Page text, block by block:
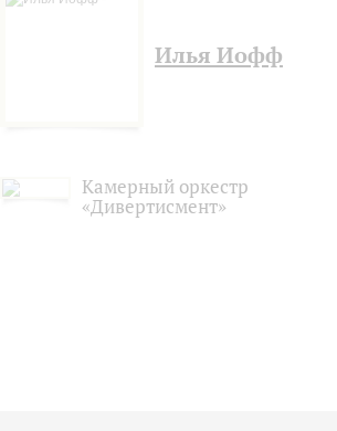
Илья Иофф
Камерный оркестр
«Дивертисмент»